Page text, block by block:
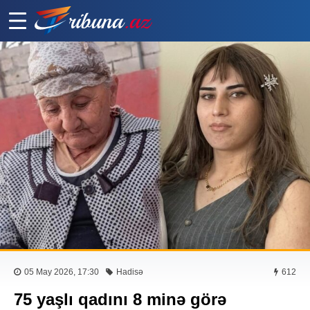
05 May 2026, 17:30 Hadisə 612
75 yaşlı qadını 8 minə görə